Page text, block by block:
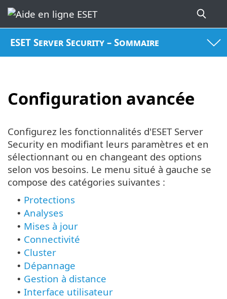
ESET Server Security – Sommaire
Configuration avancée
Configurez les fonctionnalités d'ESET Server
Security en modifiant leurs paramètres et en
sélectionnant ou en changeant des options
selon vos besoins. Le menu situé à gauche se
compose des catégories suivantes :
• Protections
• Analyses
• Mises à jour
• Connectivité
• Cluster
• Dépannage
• Gestion à distance
• Interface utilisateur